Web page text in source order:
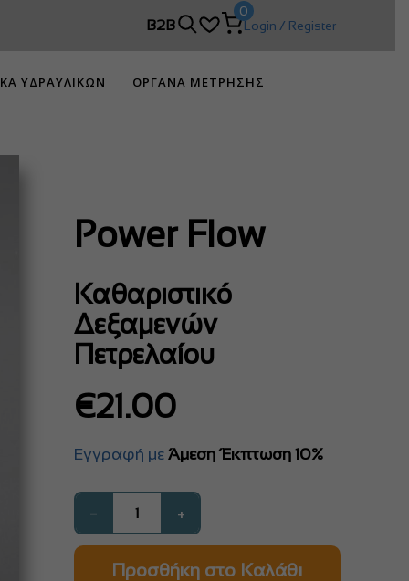
B2B
0
Login / Register
ΥΔΡΑΥΛΙΚΩΝ
ΟΡΓΑΝΑ ΜΕΤΡΗΣΗΣ
Power Flow
Καθαριστικό
Δεξαμενών
Πετρελαίου
€21.00
Εγγραφή με Άμεση Έκπτωση 10%
− +
Προσθήκη στο Καλάθι